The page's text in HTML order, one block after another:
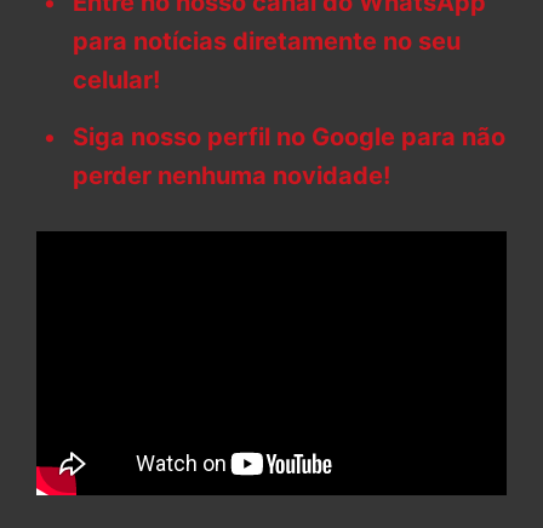
para notícias diretamente no seu
celular!
Siga nosso perfil no Google para não
perder nenhuma novidade!